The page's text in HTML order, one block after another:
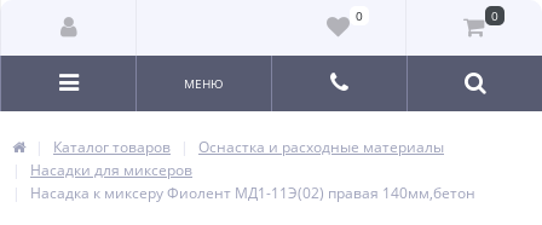
0 0
МЕНЮ
Каталог товаров
Оснастка и расходные материалы
Насадки для миксеров
Насадка к миксеру Фиолент МД1-11Э(02) правая 140мм,бетон